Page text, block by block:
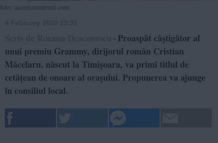
foto: accentmontreal.com
- Proaspăt câștigător al
unui premiu Grammy, dirijorul român Cristian
Măcelaru, născut la Timișoara, va primi titlul de
cetățean de onoare al orașului. Propunerea va ajunge
în consiliul local.